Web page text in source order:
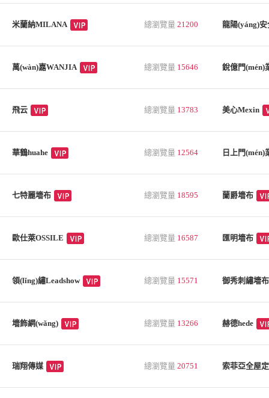
米蘭納MILANA 總瀏覽量 21200 龍陽(yáng)安
萬(wàn)嘉WANJIA 總瀏覽量 15646 銳億門(mén)
飛云 總瀏覽量 13783 美心Mexin
華鶴huahe 總瀏覽量 12564 日上門(mén)
七特麗墻布 總瀏覽量 18595 蘭爵墻布
歐仕萊OSSILE 總瀏覽量 16587 匯明墻布
領(lǐng)繡Leadshow 總瀏覽量 15571 御秀刺繡墻
墻飾網(wǎng) 總瀏覽量 13266 赫德hede
瑞翔傳媒 總瀏覽量 20751 索菲亞全屋